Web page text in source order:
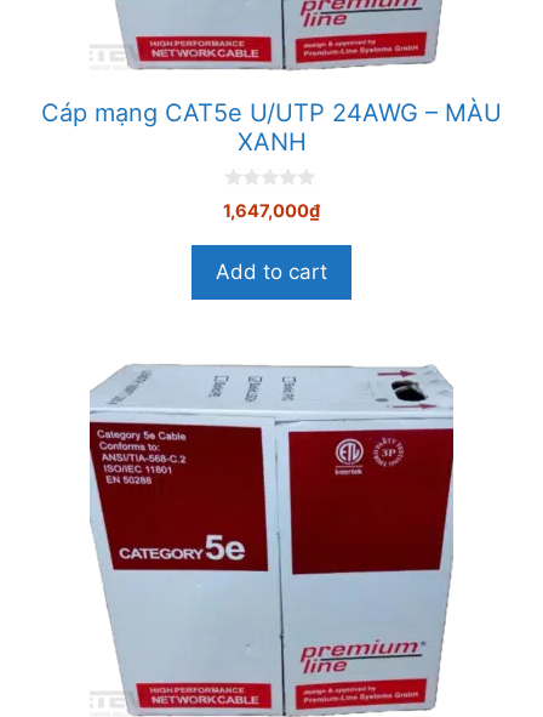
Cáp mạng CAT5e U/UTP 24AWG – MÀU
XANH
0
n
à
5
1,647,000₫
Add to cart